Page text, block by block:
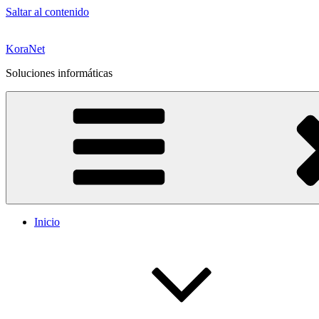
Saltar al contenido
KoraNet
Soluciones informáticas
Inicio